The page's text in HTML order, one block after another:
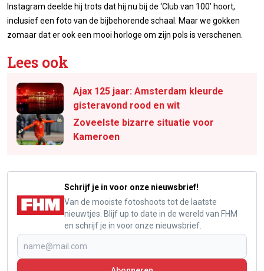
Instagram deelde hij trots dat hij nu bij de ‘Club van 100’ hoort,
inclusief een foto van de bijbehorende schaal. Maar we gokken
zomaar dat er ook een mooi horloge om zijn pols is verschenen.
Lees ook
Ajax 125 jaar: Amsterdam kleurde
gisteravond rood en wit
Zoveelste bizarre situatie voor
Kameroen
Schrijf je in voor onze nieuwsbrief!
Van de mooiste fotoshoots tot de laatste
nieuwtjes. Blijf up to date in de wereld van FHM
en schrijf je in voor onze nieuwsbrief.